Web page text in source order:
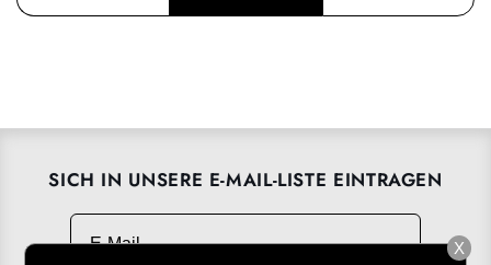
SICH IN UNSERE E-MAIL-LISTE EINTRAGEN
E-Mail
→ X